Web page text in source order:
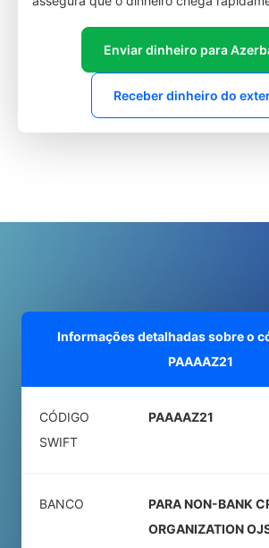
Enviar dinheiro para
Receber dinheiro do
Informações detalhadas sobre o
PAAAAZ21
CÓDIGO
SWIFT
PAAAAZ21
BANCO
PARA NON-BANK
ORGANIZATION